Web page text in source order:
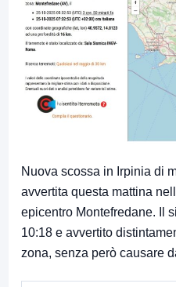
Nuova scossa in Irpinia di
avvertita questa mattina
epicentro Montefredane. Il
10:18 e avvertito
zona, senza però causare